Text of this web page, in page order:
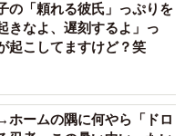
の「頼れる彼氏」っぷりを
なよ、遅刻するよ」っ
起こしてますけど？笑
ームの隅に何やら「ドロ